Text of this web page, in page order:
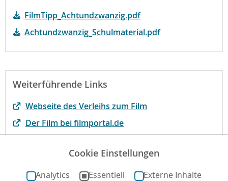
FilmTipp_Achtundzwanzig.pdf
Achtundzwanzig_Schulmaterial.pdf
Weiterführende Links
Webseite des Verleihs zum Film
Der Film bei filmportal.de
FilmTipp Teil 2 der Langzeitdokumentation
Cookie Einstellungen
Analytics Essentiell Externe Inhalte